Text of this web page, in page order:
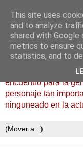
Fernán
Conde
Bienvenidos a la
encuentro para la
personaje tan
ninguneado en la
This site uses
and to analyze
shared with
metrics to ensure
statistics, and to